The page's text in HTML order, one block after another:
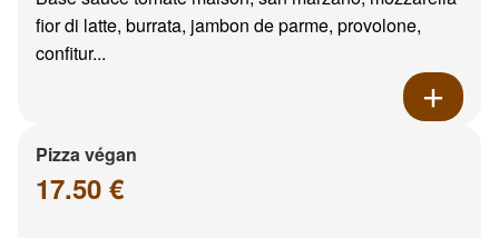
fior di latte, burrata, jambon de parme, provolone,
confitur...
Pizza végan
17.50 €